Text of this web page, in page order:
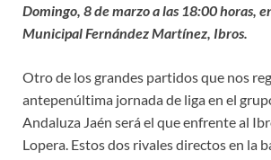
Domingo, 8 de marzo a las 18:00 horas,
Municipal Fernández Martínez, Ibros.
Otro de los grandes partidos que nos
antepenúltima jornada de liga en el
Andaluza Jaén será el que enfrente al
Lopera. Estos dos rivales directos en la